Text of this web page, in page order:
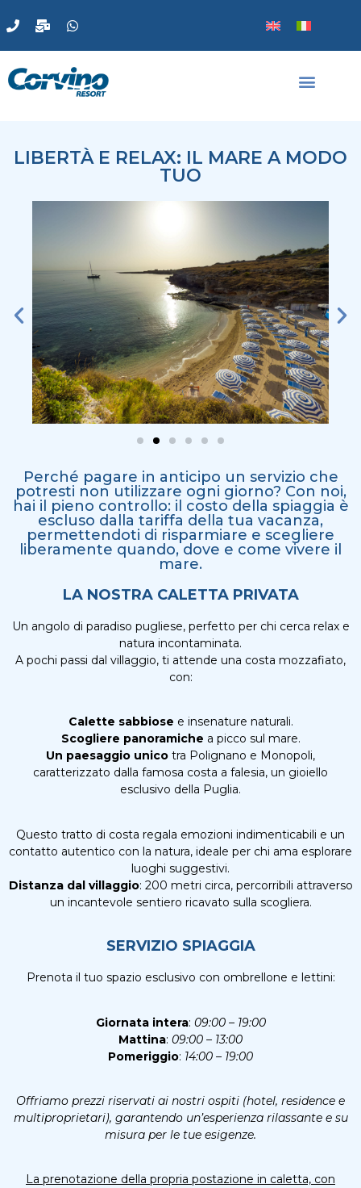
LIBERTÀ E RELAX: IL MARE A MODO
TUO
Perché pagare in anticipo un servizio che
potresti non utilizzare ogni giorno? Con noi,
hai il pieno controllo: il costo della spiaggia è
escluso dalla tariffa della tua vacanza,
permettendoti di risparmiare e scegliere
liberamente quando, dove e come vivere il
mare.
LA NOSTRA CALETTA PRIVATA
Un angolo di paradiso pugliese, perfetto per chi cerca relax e
natura incontaminata.
A pochi passi dal villaggio, ti attende una costa mozzafiato,
con:
Calette sabbiose e insenature naturali.
Scogliere panoramiche a picco sul mare.
Un paesaggio unico tra Polignano e Monopoli,
caratterizzato dalla famosa costa a falesia, un gioiello
esclusivo della Puglia.
Questo tratto di costa regala emozioni indimenticabili e un
contatto autentico con la natura, ideale per chi ama esplorare
luoghi suggestivi.
Distanza dal villaggio: 200 metri circa, percorribili attraverso
un incantevole sentiero ricavato sulla scogliera.
SERVIZIO SPIAGGIA
Prenota il tuo spazio esclusivo con ombrellone e lettini:
Giornata intera: 09:00 – 19:00
Mattina: 09:00 – 13:00
Pomeriggio: 14:00 – 19:00
Offriamo prezzi riservati ai nostri ospiti (hotel, residence e
multiproprietari), garantendo un’esperienza rilassante e su
misura per le tue esigenze.
La prenotazione della propria postazione in caletta, con